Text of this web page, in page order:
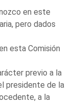
en este
pero dados
esta Comisión
previo a la
presidente de la
a la